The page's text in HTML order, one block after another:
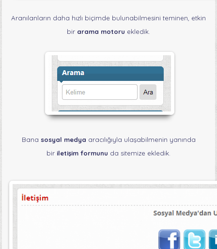
Aranılanların daha hızlı biçimde bulunabilmesini teminen, etkin
bir arama motoru ekledik.
Bana sosyal medya aracılığıyla ulaşabilmenin yanında
bir iletişim formunu da sitemize ekledik.